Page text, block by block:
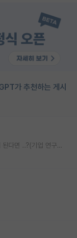
가 추천하는 게시
박사 막학기에 테크니션이 적성이라는 것을 깨닫게 된다면 ..?(기업 연구직 포지션 질문)